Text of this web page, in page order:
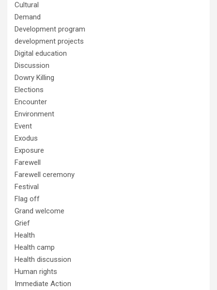
Cultural
Demand
Development program
development projects
Digital education
Discussion
Dowry Killing
Elections
Encounter
Environment
Event
Exodus
Exposure
Farewell
Farewell ceremony
Festival
Flag off
Grand welcome
Grief
Health
Health camp
Health discussion
Human rights
Immediate Action